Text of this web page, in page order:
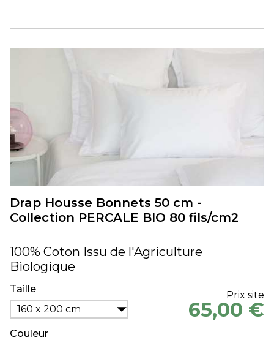
Drap Housse Bonnets 50 cm -
Collection PERCALE BIO 80 fils/cm2
100% Coton Issu de l'Agriculture
Biologique
Taille
160 x 200 cm
Couleur
Prix site
65,00 €